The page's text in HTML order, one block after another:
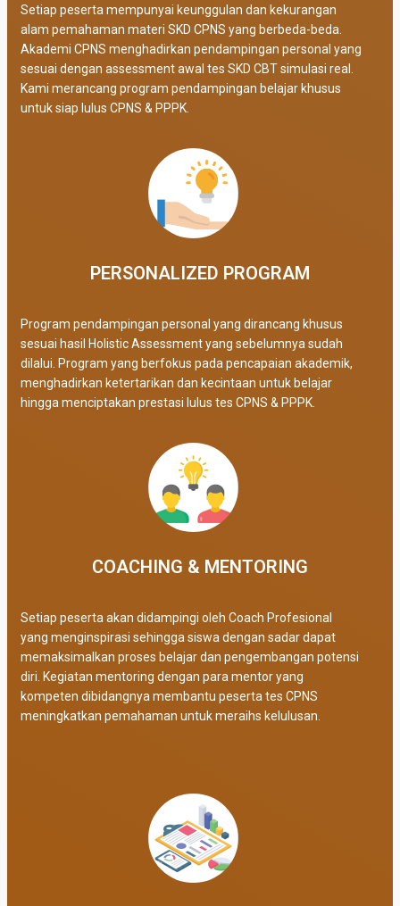
Setiap peserta mempunyai keunggulan dan kekurangan
alam pemahaman materi SKD CPNS yang berbeda-beda.
Akademi CPNS menghadirkan pendampingan personal yang
sesuai dengan assessment awal tes SKD CBT simulasi real.
Kami merancang program pendampingan belajar khusus
untuk siap lulus CPNS & PPPK.
PERSONALIZED PROGRAM​
Program pendampingan personal yang dirancang khusus
sesuai hasil Holistic Assessment yang sebelumnya sudah
dilalui. Program yang berfokus pada pencapaian akademik,
menghadirkan ketertarikan dan kecintaan untuk belajar
hingga menciptakan prestasi lulus tes CPNS & PPPK.
COACHING & MENTORING
Setiap peserta akan didampingi oleh Coach Profesional
yang menginspirasi sehingga siswa dengan sadar dapat
memaksimalkan proses belajar dan pengembangan potensi
diri. Kegiatan mentoring dengan para mentor yang
kompeten dibidangnya membantu peserta tes CPNS
meningkatkan pemahaman untuk meraihs kelulusan.